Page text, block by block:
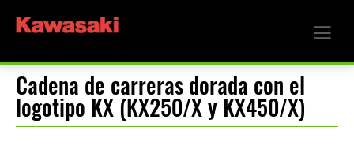
Cadena de carreras dorada con el
logotipo KX (KX250/X y KX450/X)